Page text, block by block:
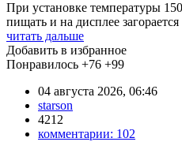
При установке температуры
пищать и на дисплее
читать дальше
Добавить в избранное
Понравилось +76 +99
04 августа 2026, 06:46
starson
4212
комментарии: 102